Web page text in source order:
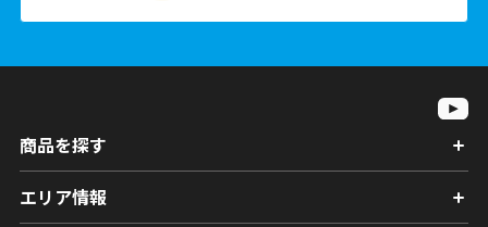
商品を探す
エリア情報